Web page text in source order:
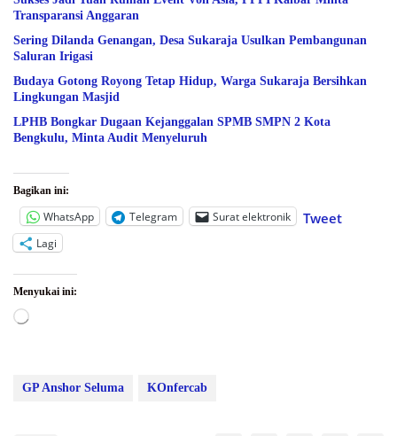
Transparansi Anggaran
Sering Dilanda Genangan, Desa Sukaraja Usulkan Pembangunan
Saluran Irigasi
Budaya Gotong Royong Tetap Hidup, Warga Sukaraja Bersihkan
Lingkungan Masjid
LPHB Bongkar Dugaan Kejanggalan SPMB SMPN 2 Kota
Bengkulu, Minta Audit Menyeluruh
Bagikan ini:
WhatsApp Telegram Surat elektronik Tweet
Lagi
Menyukai ini:
Memuat...
GP Anshor Seluma KOnfercab